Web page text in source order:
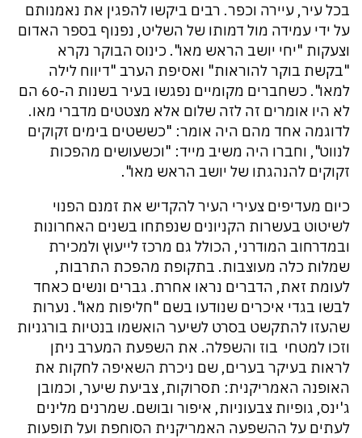
בכל עיר, עיירה וכפר. רבים ביקשו להפגין את נאמנותם
על ידי עמידה מול דמותו של השליט, נפנוף בספר האדום
וצעקות "יחי יושב הראש מאו". כינוס הבוקר נקרא
"בקשת בוקר להוראות" ואסיפת הערב "דיווח לילה
למאו". כשחברים מקומיים נפגשו בעיר בשנות ה-60 הם
לא היו אומרים זה לזה שלום אלא מצטטים מדברי מאו.
לדוגמה אחד מהם היה אומר: "כששטים בימים זקוקים
לנווט", וחברו היה משיב מייד: "וכשעושים מהפכות
זקוקים להנהגתו של יושב הראש מאו".
כיום מעדיפים צעירי העיר להקדיש את זמנם הפנוי
לשיטוט בעשרות הקניונים שנפתחו בשנים האחרונות
ובמדרחוב המודרני, הכולל גם מרכז לייעוץ ולמכירת
שמלות כלה מעוצבות. בתקופת מהפכת התרבות,
לעומת זאת, הדברים נראו אחרת. גברים ונשים כאחד
לבשו בגדי איכרים שנודעו בשם "חליפות מאו". נערות
שהעזו להתקשט בסרט לשיער הואשמו בנטיות בורגניות
וזכו למטחי בוז והשפלה. את השפעת המערב ניתן
לראות בעיקר בערים, שם ניכרת השאיפה לחקות את
האופנה האמריקנית: תסרוקות, צביעת שיער, וכמובן
ג'ינס, גופיות צבעוניות, איפור ובושם. שמרנים מלינים
לעתים על ההשפעה האמריקנית הסוחפת ועל תופעות